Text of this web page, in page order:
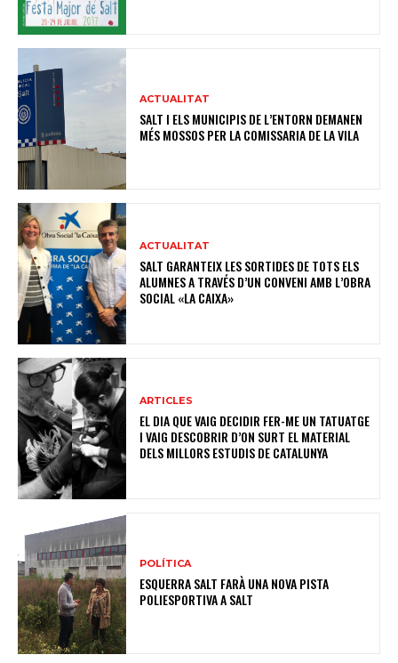
ACTUALITAT
SALT I ELS MUNICIPIS DE L’ENTORN DEMANEN
MÉS MOSSOS PER LA COMISSARIA DE LA VILA
ACTUALITAT
SALT GARANTEIX LES SORTIDES DE TOTS ELS
ALUMNES A TRAVÉS D’UN CONVENI AMB L’OBRA
SOCIAL «LA CAIXA»
ARTICLES
EL DIA QUE VAIG DECIDIR FER-ME UN TATUATGE
I VAIG DESCOBRIR D’ON SURT EL MATERIAL
DELS MILLORS ESTUDIS DE CATALUNYA
POLÍTICA
ESQUERRA SALT FARÀ UNA NOVA PISTA
POLIESPORTIVA A SALT